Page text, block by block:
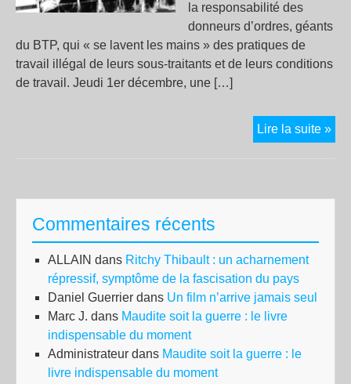
la responsabilité des
donneurs d’ordres, géants
du BTP, qui « se lavent les mains » des pratiques de
travail illégal de leurs sous-traitants et de leurs conditions
de travail. Jeudi 1er décembre, une […]
Lire la suite »
Commentaires récents
ALLAIN dans Ritchy Thibault : un acharnement
répressif, symptôme de la fascisation du pays
Daniel Guerrier dans Un film n’arrive jamais seul
Marc J. dans Maudite soit la guerre : le livre
indispensable du moment
Administrateur dans Maudite soit la guerre : le
livre indispensable du moment